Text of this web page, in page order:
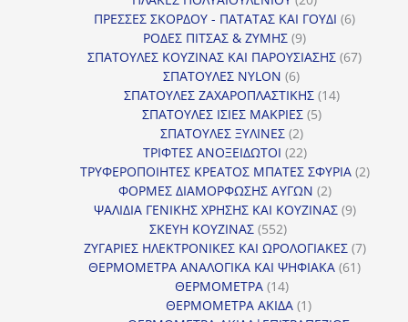
προϊόντα
ΠΡΕΣΣΕΣ ΣΚΟΡΔΟΥ - ΠΑΤΑΤΑΣ ΚΑΙ ΓΟΥΔΙ 66
ΡΟΔΕΣ ΠΙΤΣΑΣ & ΖΥΜΗΣ 99
προϊόντα
ΣΠΑΤΟΥΛΕΣ ΚΟΥΖΙΝΑΣ ΚΑΙ ΠΑΡΟΥΣΙΑΣΗΣ 6767
ΣΠΑΤΟΥΛΕΣ NYLON 66
προϊόντα
ΣΠΑΤΟΥΛΕΣ ΖΑΧΑΡΟΠΛΑΣΤΙΚΗΣ 1414
ΣΠΑΤΟΥΛΕΣ ΙΣΙΕΣ ΜΑΚΡΙΕΣ 55
ΣΠΑΤΟΥΛΕΣ ΞΥΛΙΝΕΣ 22
προϊόντα
ΤΡΙΦΤΕΣ ΑΝΟΞΕΙΔΩΤΟΙ 2222
προϊόντα
ΤΡΥΦΕΡΟΠΟΙΗΤΕΣ ΚΡΕΑΤΟΣ ΜΠΑΤΕΣ ΣΦΥΡΙΑ 22
ΦΟΡΜΕΣ ΔΙΑΜΟΡΦΩΣΗΣ ΑΥΓΩΝ 22
προϊόντα
ΨΑΛΙΔΙΑ ΓΕΝΙΚΗΣ ΧΡΗΣΗΣ ΚΑΙ ΚΟΥΖΙΝΑΣ 99
ΣΚΕΥΗ ΚΟΥΖΙΝΑΣ 552552
προϊόντα
ΖΥΓΑΡΙΕΣ ΗΛΕΚΤΡΟΝΙΚΕΣ ΚΑΙ ΩΡΟΛΟΓΙΑΚΕΣ 77
ΘΕΡΜΟΜΕΤΡΑ ΑΝΑΛΟΓΙΚΑ ΚΑΙ ΨΗΦΙΑΚΑ 6161
ΘΕΡΜΟΜΕΤΡΑ 1414
προϊόντα
ΘΕΡΜΟΜΕΤΡΑ ΑΚΙΔΑ 11